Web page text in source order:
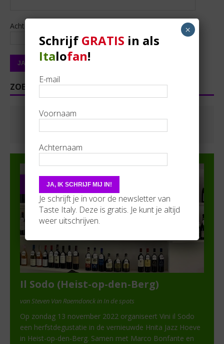
Achternaam
ZOEKEN
PARTNER IN DE SPOTS
Il Sodo (Heist-op-den-Berg)
van Steven Van Raemdonck in In de spots
Op zondag 13 november 2022 organiseert Vini il Sodo
een herfstdegustatie in de vernieuwde Hnita Jazz Hoeve
in Heist-op-den-Berg. Samen met Marco Bonfante en
Schrijf GRATIS in als
Italofan!
E-mail
Voornaam
Achternaam
Je schrijft je in voor de newsletter van
Taste Italy. Deze is gratis. Je kunt je altijd
weer uitschrijven.
×